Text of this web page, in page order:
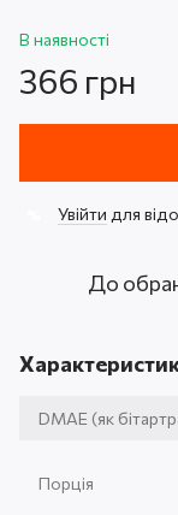
В наявності
366 грн
Увійти для
До
DMAE (як
Порція